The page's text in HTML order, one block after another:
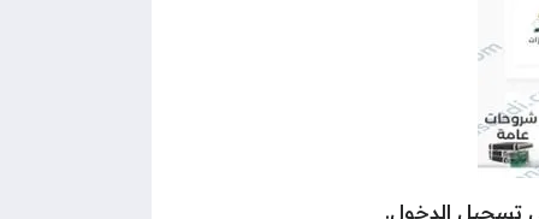
تسجيل الدخول.